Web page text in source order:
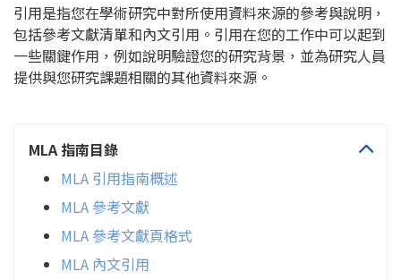
引用是指您在學術研究中對所使用資料來源的參考與說明，
包括參考文獻清單和內文引用。引用在您的工作中可以起到
一些關鍵作用，例如說明驗證您的研究背景，並為研究人員
提供與您研究課題相關的其他資料來源。
MLA 指南目錄
MLA 引用指南概述
MLA 參考文獻
MLA 參考文獻頁格式
MLA 內文引用